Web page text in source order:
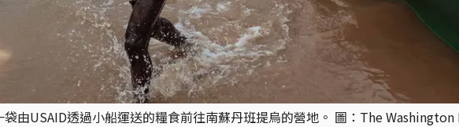
由USAID透過小船運送的糧食前往南蘇丹班提烏的營地。 圖：The